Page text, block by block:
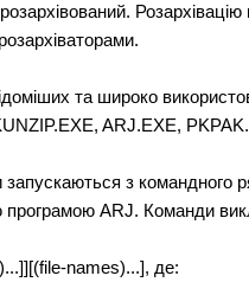
та широко
ARJ.EXE,
запускаються з
програмою ARJ. Команди
[(file-names)...], де: